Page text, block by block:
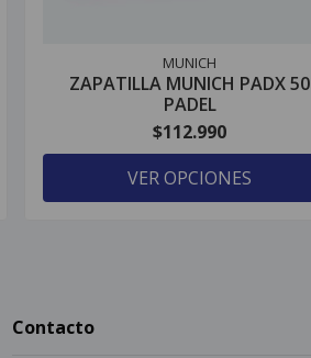
MUNICH
ZAPATILLA MUNICH PADX 50
PADEL
$112.990
VER OPCIONES
Contacto